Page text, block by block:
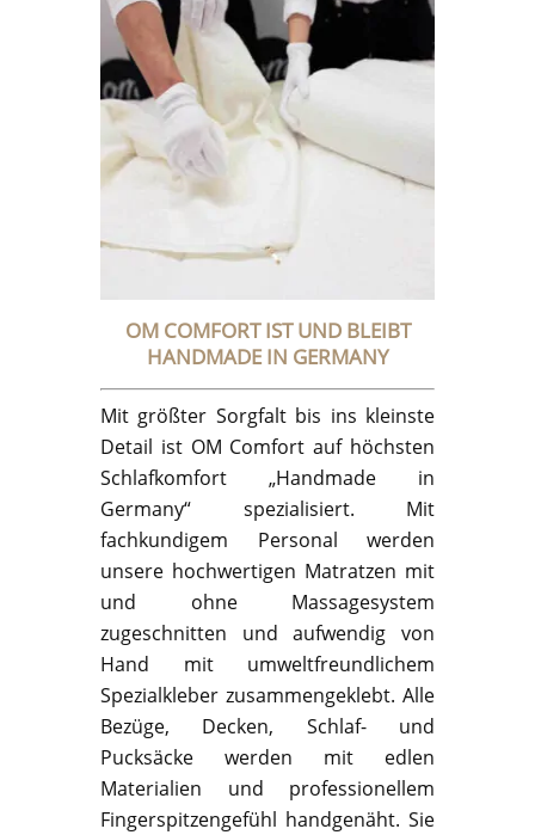
OM COMFORT IST UND BLEIBT
HANDMADE IN GERMANY
Mit größter Sorgfalt bis ins kleinste
Detail ist OM Comfort auf höchsten
Schlafkomfort „Handmade in
Germany“ spezialisiert. Mit
fachkundigem Personal werden
unsere hochwertigen Matratzen mit
und ohne Massagesystem
zugeschnitten und aufwendig von
Hand mit umweltfreundlichem
Spezialkleber zusammengeklebt. Alle
Bezüge, Decken, Schlaf- und
Pucksäcke werden mit edlen
Materialien und professionellem
Fingerspitzengefühl handgenäht. Sie